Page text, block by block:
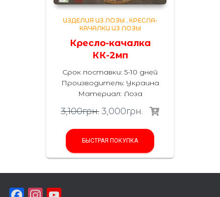
ИЗДЕЛИЯ ИЗ ЛОЗЫ , КРЕСЛА-
КАЧАЛКИ ИЗ ЛОЗЫ
Кресло-качалка
КК-2мп
Срок поставки: 5-10 дней
Производитель: Украина
Материал: Лоза
3,100грн. 3,000грн.
БЫСТРАЯ ПОКУПКА